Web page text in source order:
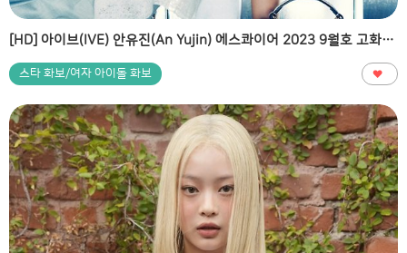
[HD] 아이브(IVE) 안유진(An Yujin) 에스콰이어 2023 9월호 고화질 화보
스타 화보/여자 아이돌 화보